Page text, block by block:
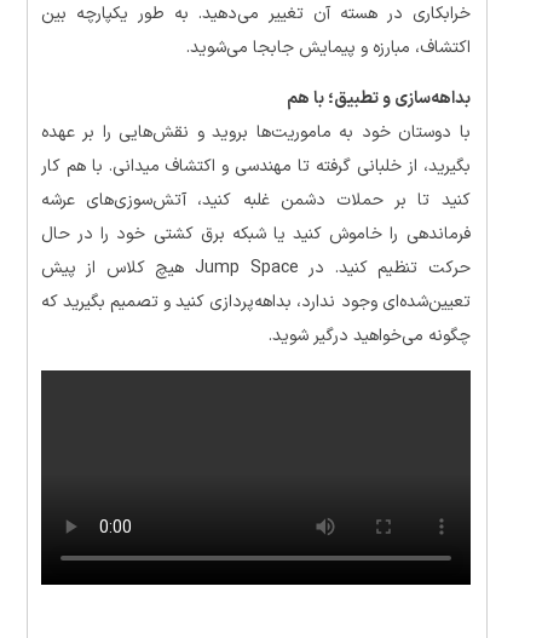
خرابکاری در هسته آن تغییر می‌دهید. به طور یکپارچه بین
اکتشاف، مبارزه و پیمایش جابجا می‌شوید.
بداهه‌سازی و تطبیق؛ با هم
با دوستان خود به ماموریت‌ها بروید و نقش‌هایی را بر عهده
بگیرید، از خلبانی گرفته تا مهندسی و اکتشاف میدانی. با هم کار
کنید تا بر حملات دشمن غلبه کنید، آتش‌سوزی‌های عرشه
فرماندهی را خاموش کنید یا شبکه برق کشتی خود را در حال
حرکت تنظیم کنید. در Jump Space هیچ کلاس از پیش
تعیین‌شده‌ای وجود ندارد، بداهه‌پردازی کنید و تصمیم بگیرید که
چگونه می‌خواهید درگیر شوید.